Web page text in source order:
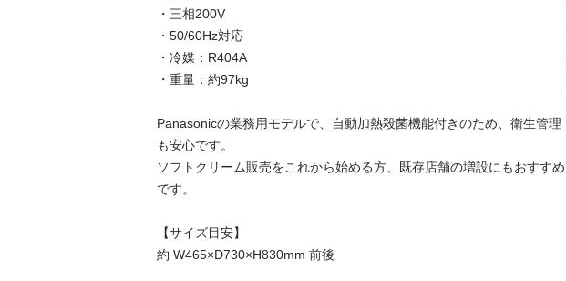
・三相200V
・50/60Hz対応
・冷媒：R404A
・重量：約97kg
Panasonicの業務用モデルで、自動加熱殺菌機能付きのため、衛生管理
も安心です。
ソフトクリーム販売をこれから始める方、既存店舗の増設にもおすすめ
です。
【サイズ目安】
約 W465×D730×H830mm 前後